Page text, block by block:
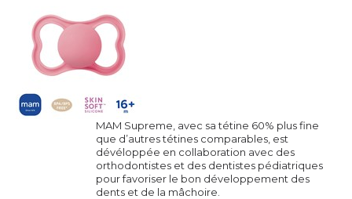
MAM Supreme, avec sa tétine 60% plus fine
que d’autres tétines comparables, est
dévéloppée en collaboration avec des
orthodontistes et des dentistes pédiatriques
pour favoriser le bon développement des
dents et de la mâchoire.